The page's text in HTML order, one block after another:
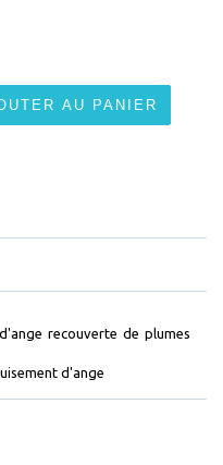
AU PANIER
recouverte de plumes
d'ange